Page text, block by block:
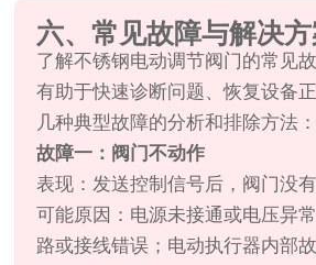
六、常见故障与解决
了解不锈钢电动调节阀门的常见
有助于快速诊断问题、恢复设备
几种典型故障的分析和排除方法：
故障一：阀门不动作
表现：发送控制信号后，阀门没有
可能原因：电源未接通或电压异
路或接线错误；电动执行器内部